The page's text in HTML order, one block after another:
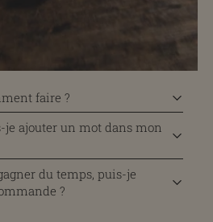
faire ?
je ajouter un mot dans mon
du temps, puis-je
?